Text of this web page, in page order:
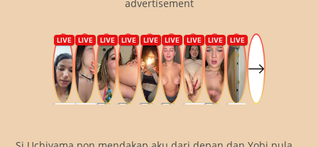
advertisement